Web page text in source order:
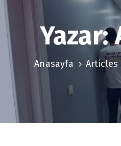
Yazar:
Anasayfa Articles